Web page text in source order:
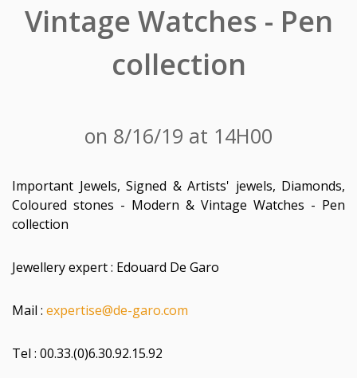
Vintage Watches - Pen
collection
on 8/16/19 at 14H00
Important Jewels, Signed & Artists' jewels, Diamonds,
Coloured stones - Modern & Vintage Watches - Pen
collection
Jewellery expert : Edouard De Garo
Mail : expertise@de-garo.com
Tel : 00.33.(0)6.30.92.15.92